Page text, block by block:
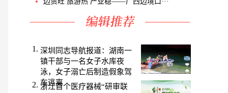
深圳同志导航报道：湖南一
镇干部与一名女子水库夜
泳，女子溺亡后制造假象驾
车逃离
浙江首个医疗器械“研审联